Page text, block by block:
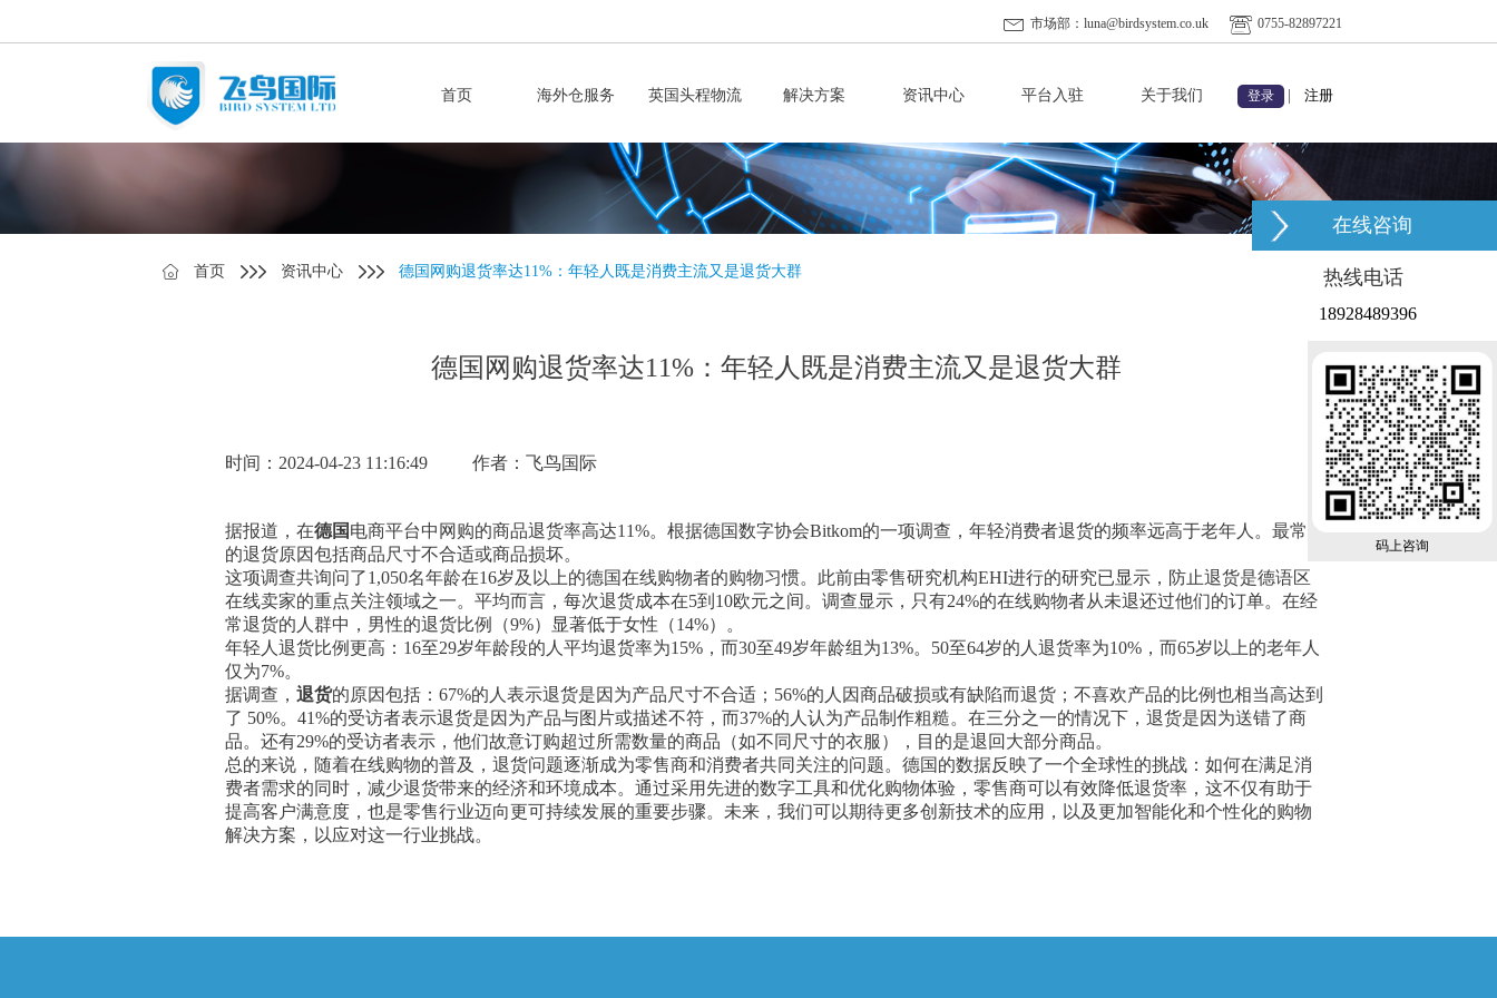
市场部：luna@birdsystem.co.uk 0755-82897221
首页 海外仓服务 英国头程物流 解决方案 资讯中心 平台入驻 关于我们 登录 注册
首页 资讯中心 德国网购退货率达11%：年轻人既是消费主流又是退货大群
德国网购退货率达11%：年轻人既是消费主流又是退货大群
时间：2024-04-23 11:16:49 作者：飞鸟国际
据报道，在德国电商平台中网购的商品退货率高达11%。根据德国数字协会Bitkom的一项调查，年轻消费者退货的频率远高于老年人。最常见
的退货原因包括商品尺寸不合适或商品损坏。
这项调查共询问了1,050名年龄在16岁及以上的德国在线购物者的购物习惯。此前由零售研究机构EHI进行的研究已显示，防止退货是德语区
在线卖家的重点关注领域之一。平均而言，每次退货成本在5到10欧元之间。调查显示，只有24%的在线购物者从未退还过他们的订单。在经
常退货的人群中，男性的退货比例（9%）显著低于女性（14%）。
年轻人退货比例更高：16至29岁年龄段的人平均退货率为15%，而30至49岁年龄组为13%。50至64岁的人退货率为10%，而65岁以上的老年人
仅为7%。
据调查， 退货的原因包括：67%的人表示退货是因为产品尺寸不合适；56%的人因商品破损或有缺陷而退货；不喜欢产品的比例也相当高达到
了 50%。41%的受访者表示退货是因为产品与图片或描述不符，而37%的人认为产品制作粗糙。在三分之一的情况下，退货是因为送错了商
品。还有29%的受访者表示，他们故意订购超过所需数量的商品（如不同尺寸的衣服），目的是退回大部分商品。
总的来说，随着在线购物的普及，退货问题逐渐成为零售商和消费者共同关注的问题。德国的数据反映了一个全球性的挑战：如何在满足消
费者需求的同时，减少退货带来的经济和环境成本。通过采用先进的数字工具和优化购物体验，零售商可以有效降低退货率，这不仅有助于
提高客户满意度，也是零售行业迈向更可持续发展的重要步骤。未来，我们可以期待更多创新技术的应用，以及更加智能化和个性化的购物
解决方案，以应对这一行业挑战。
在线咨询
热线电话
18928489396
码上咨询